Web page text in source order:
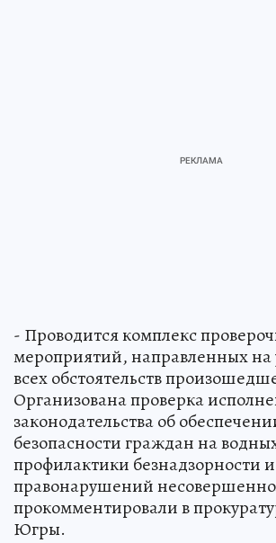
- Проводится комплекс
мероприятий, направленных на
всех обстоятельств
Организована проверка
законодательства об
безопасности граждан на
профилактики безнадзорности и
правонарушений
прокомментировали в
Югры.